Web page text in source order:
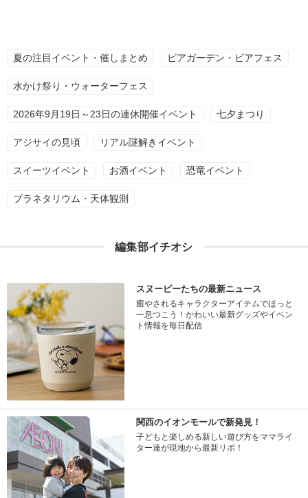
夏の注目イベント・催しまとめ ビアガーデン・ビアフェス
水かけ祭り・ウォーターフェス
2026年9月19日～23日の連休開催イベント 七夕まつり
アジサイの見頃 リアル謎解きイベント
スイーツイベント お酒イベント 恐竜イベント
プラネタリウム・天体観測
編集部イチオシ
スヌーピーたちの最新ニュース
癒やされるキャラクターアイテムでほっと
一息つこう！かわいい最新グッズやイベン
ト情報を毎日配信
関西のイオンモールで新発見！
子どもと楽しめる新しい遊び方をママライ
ター達が現地から最新リポ！